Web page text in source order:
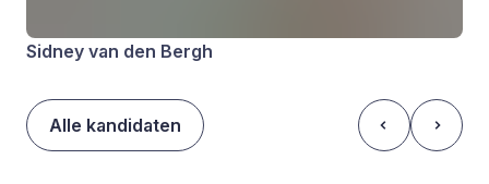
Sidney van den Bergh
Alle kandidaten